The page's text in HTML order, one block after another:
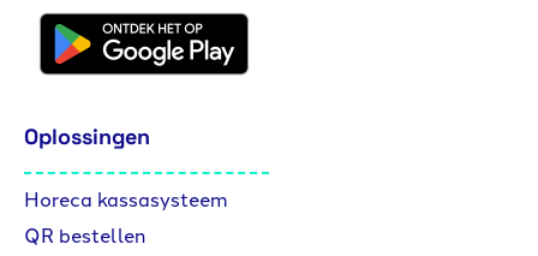
Oplossingen
Horeca kassasysteem
QR bestellen